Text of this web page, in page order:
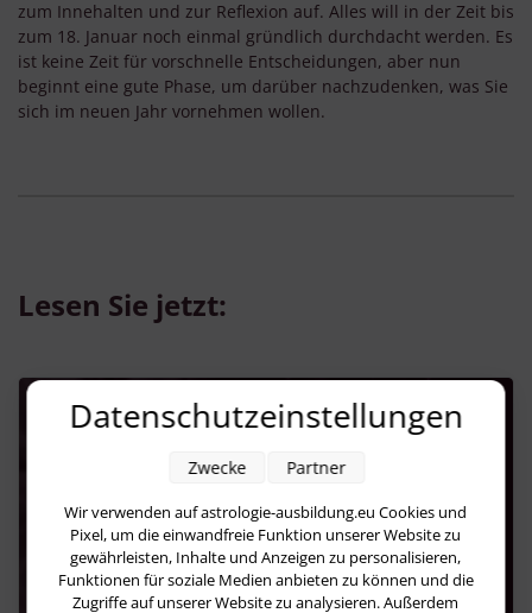
zum Innehalten und zur Reflexion auf. Alles will in der Zeit bis
zum 18. Januar noch einmal gründlich durchdacht werden. Es
ist keine Zeit für vorschnelle Entscheidungen, aber nun
beginnt eine gute Phase, um darüber nachzudenken, was Sie
sich im neuen Jahr vornehmen wollen.
Lesen Sie jetzt:
Datenschutzeinstellungen
Wir verwenden auf astrologie-ausbildung.eu Cookies und
Pixel, um die einwandfreie Funktion unserer Website zu
gewährleisten, Inhalte und Anzeigen zu personalisieren,
Funktionen für soziale Medien anbieten zu können und die
Zugriffe auf unserer Website zu analysieren. Außerdem
Zwecke Partner